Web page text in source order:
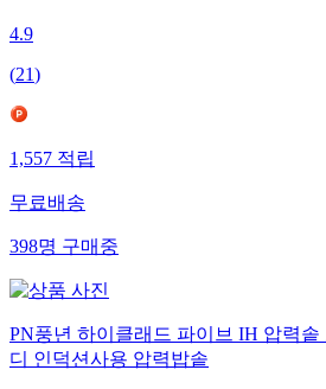
4.9
(21)
1,557적립
무료배송
398명구매중
PN풍년 하이클래드 파이브 IH 압력
디 인덕션사용 압력밥솥